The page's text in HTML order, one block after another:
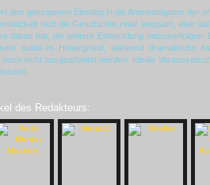
den gelungenen Einstieg in die Animeadaption der
sich die Geschichte zwar langsam, aber
daran hat, die weitere Entwicklung
subtil im Hintergrund, während dramatische
noch nicht ausgearbeitet werden. Ideale
des Redakteurs: